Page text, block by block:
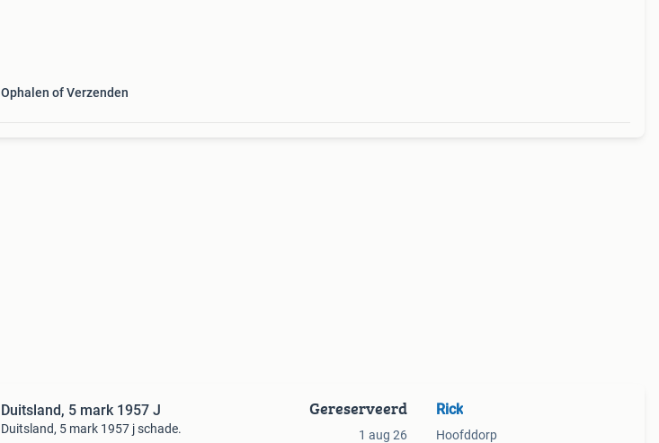
Ophalen of Verzenden
Duitsland, 5 mark 1957 J
Duitsland, 5 mark 1957 j schade.
Gereserveerd
1 aug 26
Rick
Hoofddorp